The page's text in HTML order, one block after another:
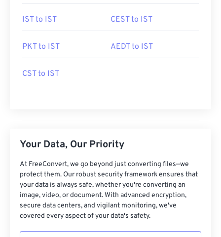
IST to IST CEST to IST
PKT to IST AEDT to IST
CST to IST
Your Data, Our Priority
At FreeConvert, we go beyond just converting files—we
protect them. Our robust security framework ensures that
your data is always safe, whether you're converting an
image, video, or document. With advanced encryption,
secure data centers, and vigilant monitoring, we've
covered every aspect of your data's safety.